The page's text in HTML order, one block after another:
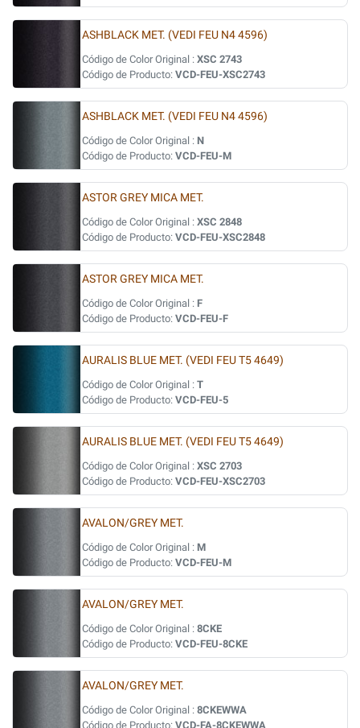
ASHBLACK MET. (VEDI FEU N4 4596)
Código de Color Original : XSC 2743
Código de Producto: VCD-FEU-XSC2743
ASHBLACK MET. (VEDI FEU N4 4596)
Código de Color Original : N
Código de Producto: VCD-FEU-M
ASTOR GREY MICA MET.
Código de Color Original : XSC 2848
Código de Producto: VCD-FEU-XSC2848
ASTOR GREY MICA MET.
Código de Color Original : F
Código de Producto: VCD-FEU-F
AURALIS BLUE MET. (VEDI FEU T5 4649)
Código de Color Original : T
Código de Producto: VCD-FEU-5
AURALIS BLUE MET. (VEDI FEU T5 4649)
Código de Color Original : XSC 2703
Código de Producto: VCD-FEU-XSC2703
AVALON/GREY MET.
Código de Color Original : M
Código de Producto: VCD-FEU-M
AVALON/GREY MET.
Código de Color Original : 8CKE
Código de Producto: VCD-FEU-8CKE
AVALON/GREY MET.
Código de Color Original : 8CKEWWA
Código de Producto: VCD-FA-8CKEWWA